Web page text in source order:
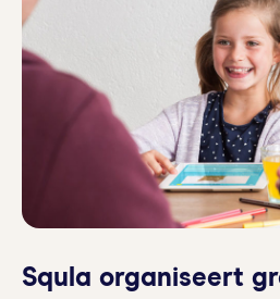
Squla organiseert